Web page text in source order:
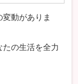
動がありま
の生活を全力